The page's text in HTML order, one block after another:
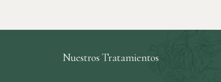
Nuestros Tratamientos